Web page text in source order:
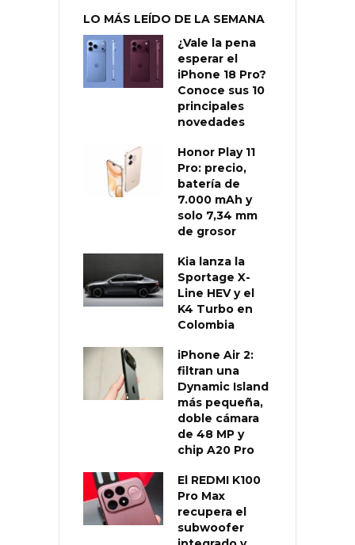
LO MÁS LEÍDO DE LA SEMANA
¿Vale la pena
esperar el
iPhone 18 Pro?
Conoce sus 10
principales
novedades
Honor Play 11
Pro: precio,
batería de
7.000 mAh y
solo 7,34 mm
de grosor
Kia lanza la
Sportage X-
Line HEV y el
K4 Turbo en
Colombia
iPhone Air 2:
filtran una
Dynamic Island
más pequeña,
doble cámara
de 48 MP y
chip A20 Pro
El REDMI K100
Pro Max
recupera el
subwoofer